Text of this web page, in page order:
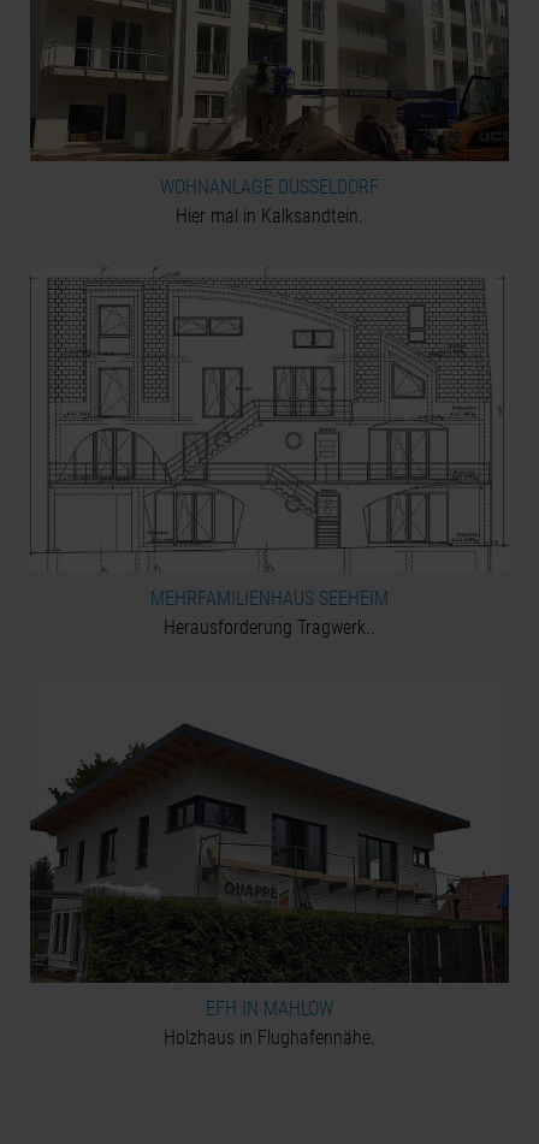
WOHNANLAGE DÜSSELDORF
Hier mal in Kalksandtein.
MEHRFAMILIENHAUS SEEHEIM
Herausforderung Tragwerk..
EFH IN MAHLOW
Holzhaus in Flughafennähe.